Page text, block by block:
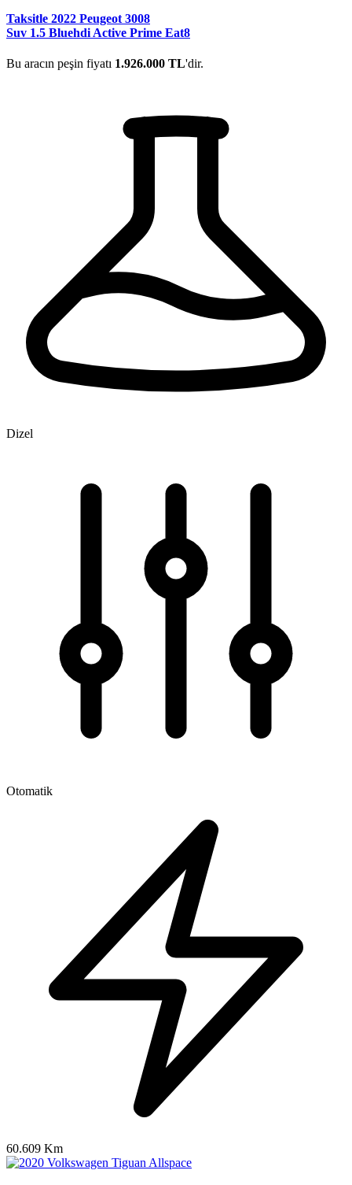
Taksitle 2022 Peugeot 3008
Suv 1.5 Bluehdi Active Prime Eat8
Bu aracın peşin fiyatı 1.926.000 TL'dir.
Dizel
Otomatik
60.609 Km